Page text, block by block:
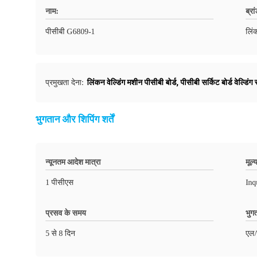
नाम:
पीसीबी G6809-1
प्रमुखता देना: लिंकन वेल्डिंग मशीन पीसीबी बोर्ड,पीसीबी सर्किट बोर्ड वेल्डिंग
भुगतान और शिपिंग शर्तें
न्यूनतम आदेश मात्रा
1 पीसीएस
मूल्य
प्रसव के समय
5 से 8 दिन एल/